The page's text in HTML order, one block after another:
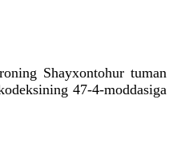
Shayxontohur tuman
47-4-moddasiga